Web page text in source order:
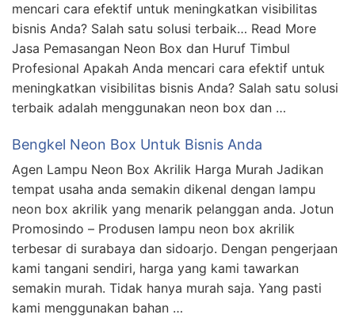
mencari cara efektif untuk meningkatkan visibilitas
bisnis Anda? Salah satu solusi terbaik… Read More
Jasa Pemasangan Neon Box dan Huruf Timbul
Profesional Apakah Anda mencari cara efektif untuk
meningkatkan visibilitas bisnis Anda? Salah satu solusi
terbaik adalah menggunakan neon box dan …
Bengkel Neon Box Untuk Bisnis Anda
Agen Lampu Neon Box Akrilik Harga Murah Jadikan
tempat usaha anda semakin dikenal dengan lampu
neon box akrilik yang menarik pelanggan anda. Jotun
Promosindo – Produsen lampu neon box akrilik
terbesar di surabaya dan sidoarjo. Dengan pengerjaan
kami tangani sendiri, harga yang kami tawarkan
semakin murah. Tidak hanya murah saja. Yang pasti
kami menggunakan bahan …